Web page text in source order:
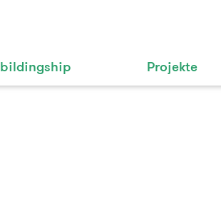
bildingship Projekte